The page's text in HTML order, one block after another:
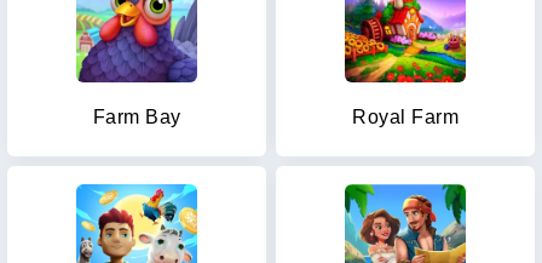
Farm Bay Royal Farm